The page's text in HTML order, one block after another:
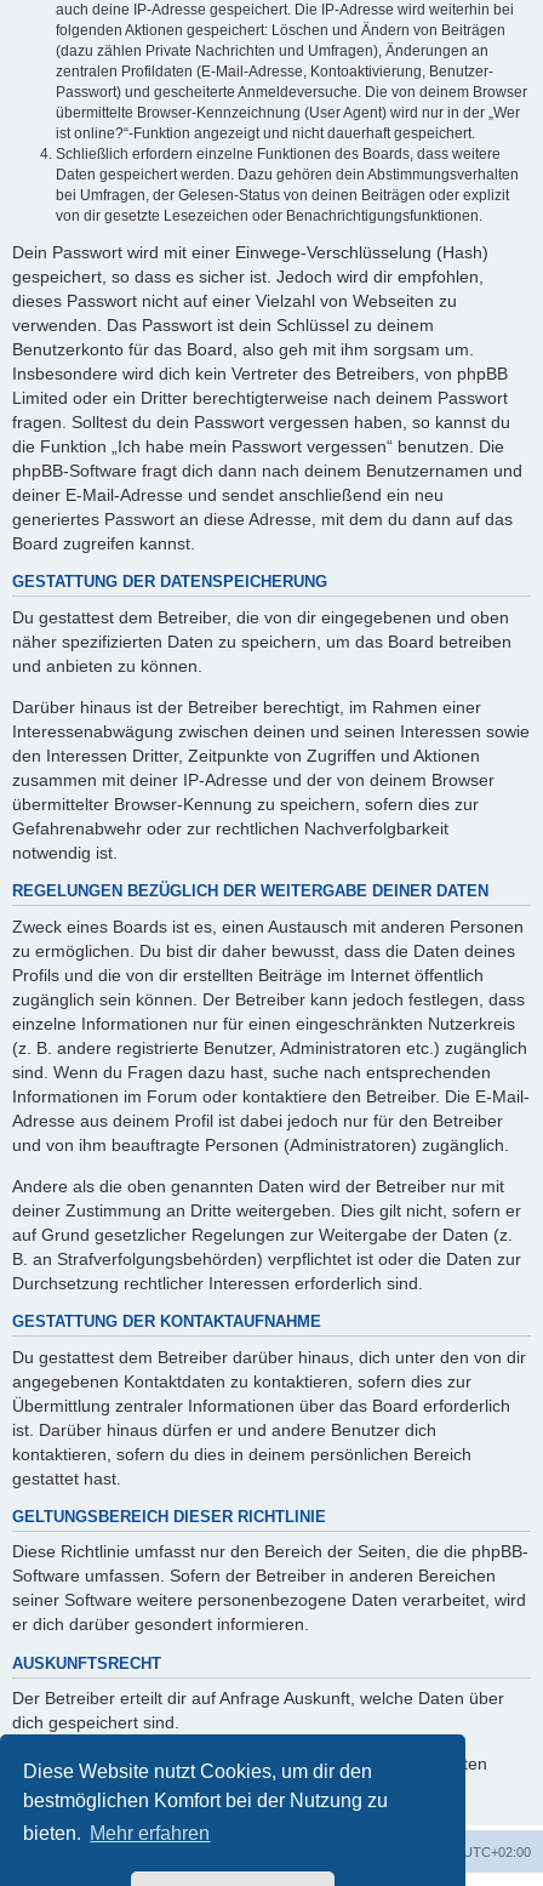
Diese Website nutzt Cookies, um dir den
bestmöglichen Komfort bei der Nutzung zu
bieten. Mehr erfahren
auch deine IP-Adresse gespeichert. Die IP-Adresse wird weiterhin bei
folgenden Aktionen gespeichert: Löschen und Ändern von Beiträgen
(dazu zählen Private Nachrichten und Umfragen), Änderungen an
zentralen Profildaten (E-Mail-Adresse, Kontoaktivierung, Benutzer-
Passwort) und gescheiterte Anmeldeversuche. Die von deinem Browser
übermittelte Browser-Kennzeichnung (User Agent) wird nur in der „Wer
ist online?“-Funktion angezeigt und nicht dauerhaft gespeichert.
Schließlich erfordern einzelne Funktionen des Boards, dass weitere
Daten gespeichert werden. Dazu gehören dein Abstimmungsverhalten
bei Umfragen, der Gelesen-Status von deinen Beiträgen oder explizit
von dir gesetzte Lesezeichen oder Benachrichtigungsfunktionen.
Dein Passwort wird mit einer Einwege-Verschlüsselung (Hash)
gespeichert, so dass es sicher ist. Jedoch wird dir empfohlen,
dieses Passwort nicht auf einer Vielzahl von Webseiten zu
verwenden. Das Passwort ist dein Schlüssel zu deinem
Benutzerkonto für das Board, also geh mit ihm sorgsam um.
Insbesondere wird dich kein Vertreter des Betreibers, von phpBB
Limited oder ein Dritter berechtigterweise nach deinem Passwort
fragen. Solltest du dein Passwort vergessen haben, so kannst du
die Funktion „Ich habe mein Passwort vergessen“ benutzen. Die
phpBB-Software fragt dich dann nach deinem Benutzernamen und
deiner E-Mail-Adresse und sendet anschließend ein neu
generiertes Passwort an diese Adresse, mit dem du dann auf das
Board zugreifen kannst.
GESTATTUNG DER DATENSPEICHERUNG
Du gestattest dem Betreiber, die von dir eingegebenen und oben
näher spezifizierten Daten zu speichern, um das Board betreiben
und anbieten zu können.
Darüber hinaus ist der Betreiber berechtigt, im Rahmen einer
Interessenabwägung zwischen deinen und seinen Interessen sowie
den Interessen Dritter, Zeitpunkte von Zugriffen und Aktionen
zusammen mit deiner IP-Adresse und der von deinem Browser
übermittelter Browser-Kennung zu speichern, sofern dies zur
Gefahrenabwehr oder zur rechtlichen Nachverfolgbarkeit
notwendig ist.
REGELUNGEN BEZÜGLICH DER WEITERGABE DEINER DATEN
Zweck eines Boards ist es, einen Austausch mit anderen Personen
zu ermöglichen. Du bist dir daher bewusst, dass die Daten deines
Profils und die von dir erstellten Beiträge im Internet öffentlich
zugänglich sein können. Der Betreiber kann jedoch festlegen, dass
einzelne Informationen nur für einen eingeschränkten Nutzerkreis
(z. B. andere registrierte Benutzer, Administratoren etc.) zugänglich
sind. Wenn du Fragen dazu hast, suche nach entsprechenden
Informationen im Forum oder kontaktiere den Betreiber. Die E-Mail-
Adresse aus deinem Profil ist dabei jedoch nur für den Betreiber
und von ihm beauftragte Personen (Administratoren) zugänglich.
Andere als die oben genannten Daten wird der Betreiber nur mit
deiner Zustimmung an Dritte weitergeben. Dies gilt nicht, sofern er
auf Grund gesetzlicher Regelungen zur Weitergabe der Daten (z.
B. an Strafverfolgungsbehörden) verpflichtet ist oder die Daten zur
Durchsetzung rechtlicher Interessen erforderlich sind.
GESTATTUNG DER KONTAKTAUFNAHME
Du gestattest dem Betreiber darüber hinaus, dich unter den von dir
angegebenen Kontaktdaten zu kontaktieren, sofern dies zur
Übermittlung zentraler Informationen über das Board erforderlich
ist. Darüber hinaus dürfen er und andere Benutzer dich
kontaktieren, sofern du dies in deinem persönlichen Bereich
gestattet hast.
GELTUNGSBEREICH DIESER RICHTLINIE
Diese Richtlinie umfasst nur den Bereich der Seiten, die die phpBB-
Software umfassen. Sofern der Betreiber in anderen Bereichen
seiner Software weitere personenbezogene Daten verarbeitet, wird
er dich darüber gesondert informieren.
AUSKUNFTSRECHT
Der Betreiber erteilt dir auf Anfrage Auskunft, welche Daten über
dich gespeichert sind.
Du kannst jederzeit die Löschung bzw. Sperrung deiner Daten
verlangen. Kontaktiere hierzu bitte den Betreiber.
UTC+02:00